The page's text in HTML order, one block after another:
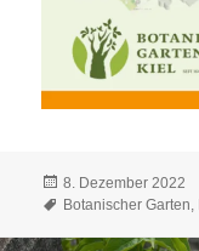
Veröffentlicht
am
8. Dezember 2022
Schlagwörter
Botanischer Garten,